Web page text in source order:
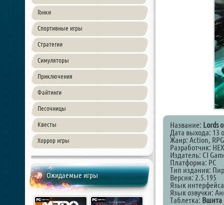
Гонки
Спортивные игры
Стратегии
Симуляторы
Приключения
Файтинги
Песочницы
Квесты
Хоррор игры
Ожидаемые игры
Название: Lords
Дата выхода: 13
Жанр: Action,
Разработчик:
Издатель: CI
Платформа: PC
Тип издания:
Версия: 2.5.195
Язык
Язык озвучки:
Таблетка: Вшита